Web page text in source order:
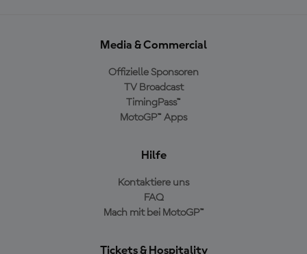
Media & Commercial
Offizielle Sponsoren
TV Broadcast
TimingPass™
MotoGP™ Apps
Hilfe
Kontaktiere uns
FAQ
Mach mit bei MotoGP™
Tickets & Hospitality